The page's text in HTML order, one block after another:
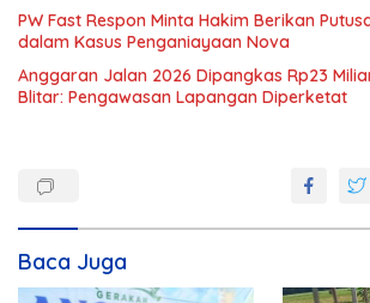
PW Fast Respon Minta Hakim Berikan
dalam Kasus Penganiayaan Nova
Anggaran Jalan 2026 Dipangkas Rp23
Blitar: Pengawasan Lapangan Diperketat
Baca Juga